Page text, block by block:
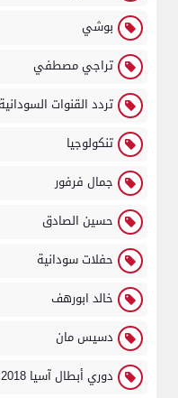
بوشي
تراجي مصطفي
تردد القنوات السودانية 2019
تنكولوجيا
جمال فرفور
حسين الصادق
حفلات سودانية
خالد ابورهف
دسيس مان
دوري أبطال آسيا 2018